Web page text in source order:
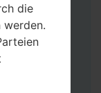
Operator“
Region &
3 alle
die
werden.